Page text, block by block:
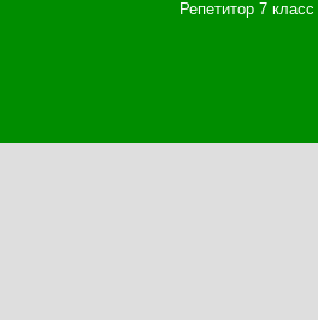
Репетитор 7 класс